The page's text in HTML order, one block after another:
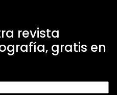
revista
gratis en